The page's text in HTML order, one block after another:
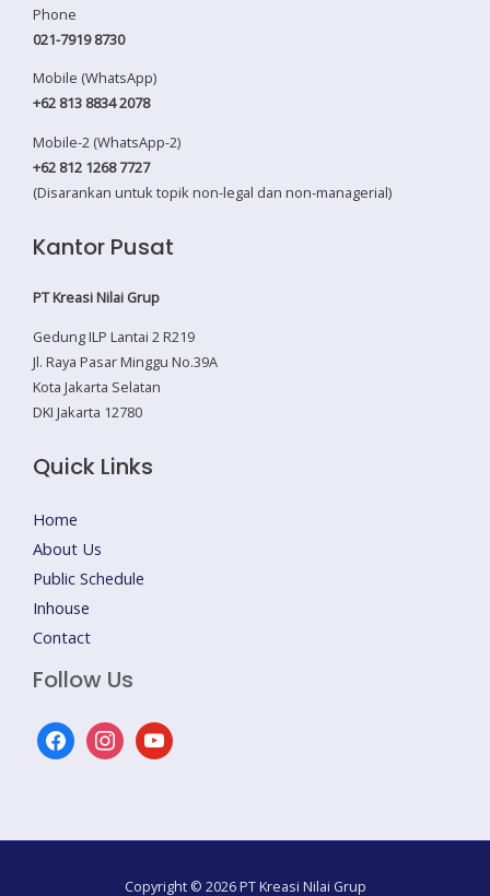
Phone
021-7919 8730
Mobile (WhatsApp)
+62 813 8834 2078
Mobile-2 (WhatsApp-2)
+62 812 1268 7727
(Disarankan untuk topik non-legal dan non-managerial)
Kantor Pusat
PT Kreasi Nilai Grup
Gedung ILP Lantai 2 R219
Jl. Raya Pasar Minggu No.39A
Kota Jakarta Selatan
DKI Jakarta 12780
Quick Links
Home
About Us
Public Schedule
Inhouse
Contact
Follow Us
facebookinstagramyoutube
Copyright © 2026 PT Kreasi Nilai Grup